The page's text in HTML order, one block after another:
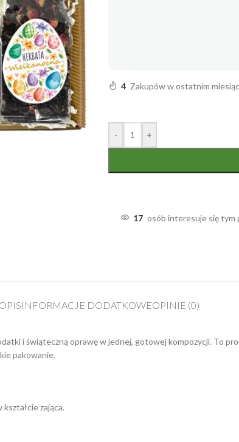
4 Zakupów w ostatnim
- +
17 osób interesuje się tym
OPISINFORMACJE DODATKOWEOPINIE (0)
i świąteczną oprawę w jednej, gotowej kompozycji. To
pakowanie.
zająca.